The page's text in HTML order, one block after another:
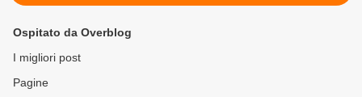
Ospitato da Overblog
I migliori post
Pagine